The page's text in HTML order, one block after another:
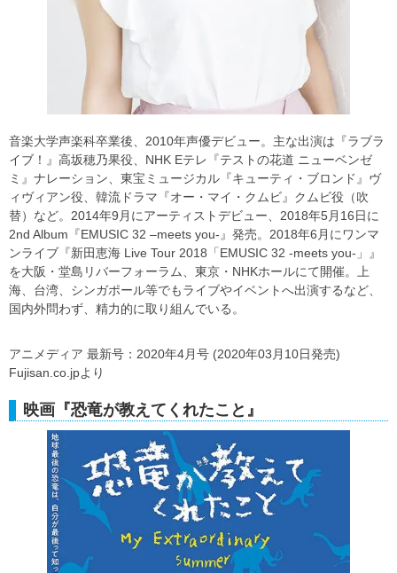
音楽大学声楽科卒業後、2010年声優デビュー。主な出演は『ラブラ
イブ！』高坂穂乃果役、NHK Eテレ『テストの花道 ニューベンゼ
ミ』ナレーション、東宝ミュージカル『キューティ・ブロンド』ヴ
ィヴィアン役、韓流ドラマ『オー・マイ・クムビ』クムビ役（吹
替）など。2014年9月にアーティストデビュー、2018年5月16日に
2nd Album『EMUSIC 32 –meets you-』発売。2018年6月にワンマ
ンライブ『新田恵海 Live Tour 2018「EMUSIC 32 -meets you-」』
を大阪・堂島リバーフォーラム、東京・NHKホールにて開催。上
海、台湾、シンガポール等でもライブやイベントへ出演するなど、
国内外問わず、精力的に取り組んでいる。
アニメディア 最新号：2020年4月号 (2020年03月10日発売)
Fujisan.co.jpより
映画『恐竜が教えてくれたこと』